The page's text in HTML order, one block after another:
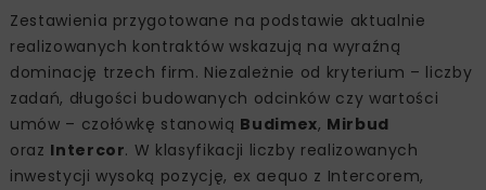
Zestawienia przygotowane na podstawie aktualnie
realizowanych kontraktów wskazują na wyraźną
dominację trzech firm. Niezależnie od kryterium – liczby
zadań, długości budowanych odcinków czy wartości
umów – czołówkę stanowią Budimex, Mirbud
oraz Intercor. W klasyfikacji liczby realizowanych
inwestycji wysoką pozycję, ex aequo z Intercorem,